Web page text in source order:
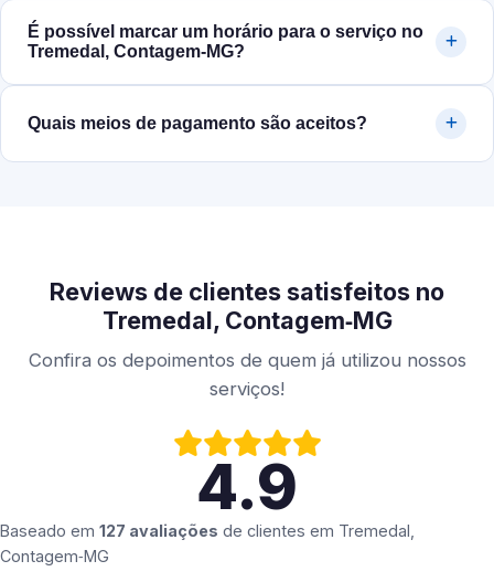
É possível marcar um horário para o serviço no
Tremedal, Contagem‑MG?
Quais meios de pagamento são aceitos?
Reviews de clientes satisfeitos no
Tremedal, Contagem‑MG
Confira os depoimentos de quem já utilizou nossos
serviços!
4.9
Baseado em 127 avaliações de clientes em Tremedal,
Contagem‑MG